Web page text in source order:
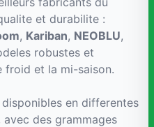
et durabilite :
, Kariban, NEOBLU,
robustes et
froid et la mi-saison.
en differentes
, avec des grammages